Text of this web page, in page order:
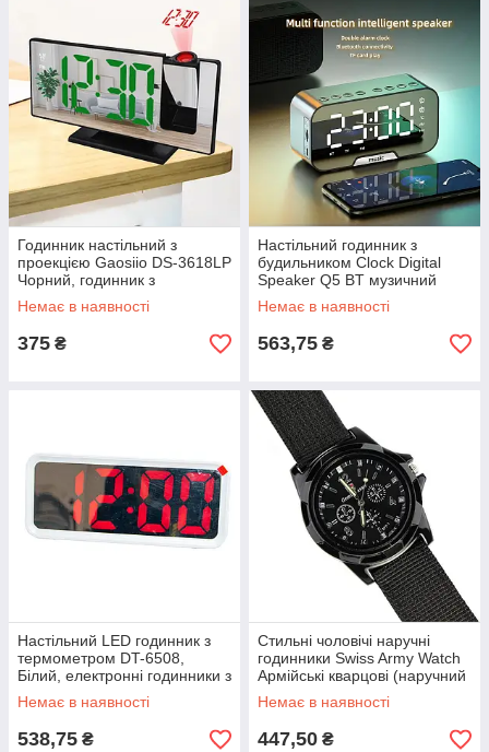
Годинник настільний з
проекцією Gaosiio DS-3618LP
Чорний, годинник з
проекцією на стелю | часы с
проектором
Немає в наявності
375 ₴
Настільний годинник з
будильником Clock Digital
Speaker Q5 BT музичний
будильник - колонка з радіо
Немає в наявності
563,75 ₴
Настільний LED годинник з
термометром DT-6508,
Білий, електронні годинники з
термометром, що світяться
Немає в наявності
538,75 ₴
Стильні чоловічі наручні
годинники Swiss Army Watch
Армійські кварцові (наручний
годинник чоловічий) 🎁％🚚
Немає в наявності
447,50 ₴